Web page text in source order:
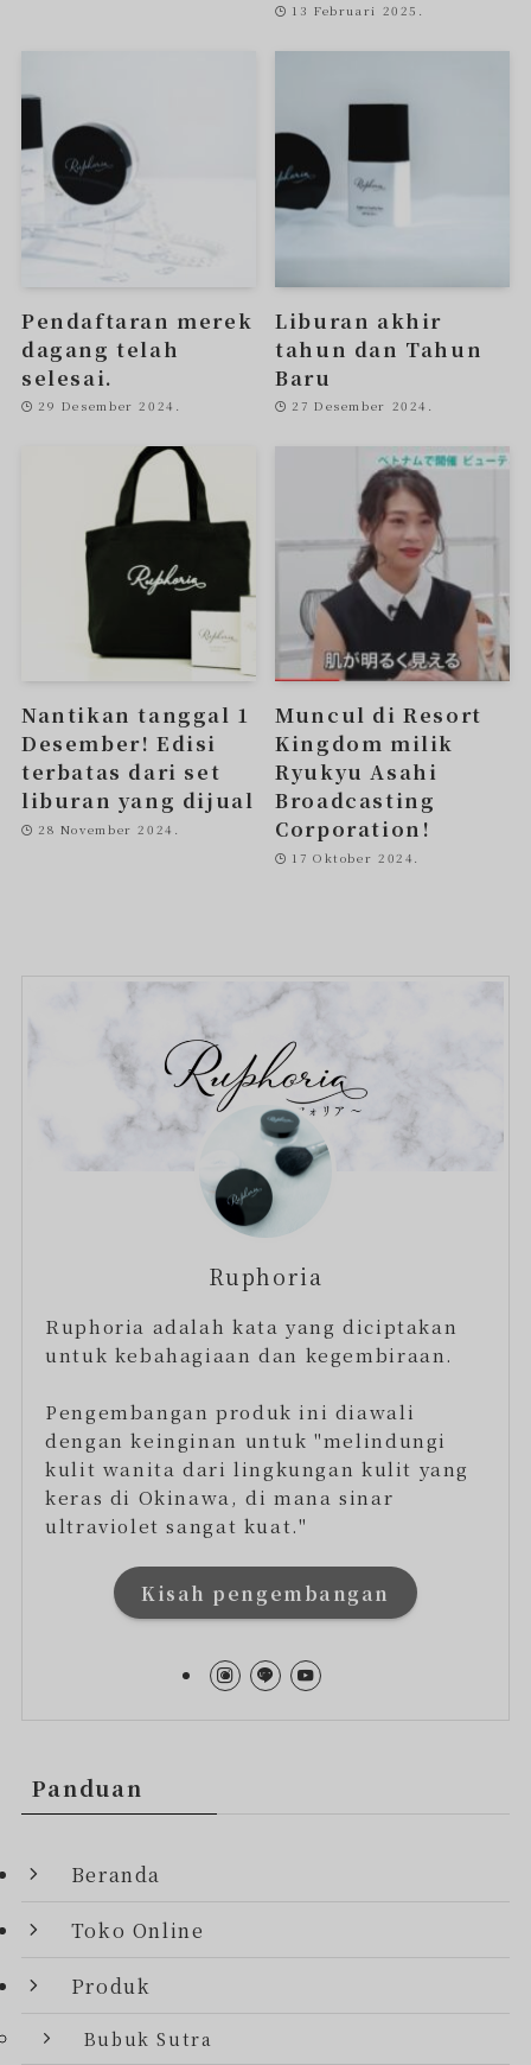
13 Februari 2025.
Pendaftaran merek
dagang telah
selesai.
29 Desember 2024.
Liburan akhir
tahun dan Tahun
Baru
27 Desember 2024.
Nantikan tanggal 1
Desember! Edisi
terbatas dari set
liburan yang dijual
28 November 2024.
Muncul di Resort
Kingdom milik
Ryukyu Asahi
Broadcasting
Corporation!
17 Oktober 2024.
Ruphoria
Ruphoria adalah kata yang diciptakan
untuk kebahagiaan dan kegembiraan.
Pengembangan produk ini diawali
dengan keinginan untuk "melindungi
kulit wanita dari lingkungan kulit yang
keras di Okinawa, di mana sinar
ultraviolet sangat kuat."
Kisah pengembangan
Panduan
Beranda
Toko Online
Produk
Bubuk Sutra